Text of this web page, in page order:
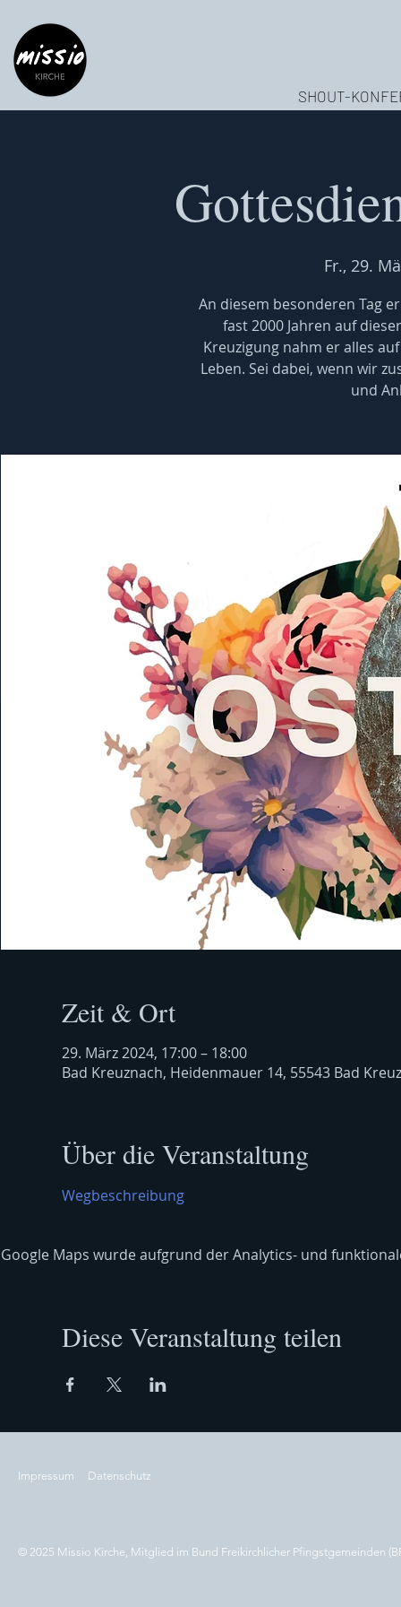
SHOUT-
Fr., 29.
An diesem besonderen Tag
fast 2000 Jahren auf
Kreuzigung nahm er alles
Leben. Sei dabei, wenn wir
und
Zeit & Ort
29. März 2024, 17:00 – 18:00
Bad Kreuznach, Heidenmauer 14, 55543 Bad
Über die Veranstaltung
Wegbeschreibung
Google Maps wurde aufgrund der Analytics- und
Diese Veranstaltung teilen
Impressum Datenschutz
© 2025 Missio Kirche, Mitglied im Bund Freikirchlicher Pfingstgemeinden